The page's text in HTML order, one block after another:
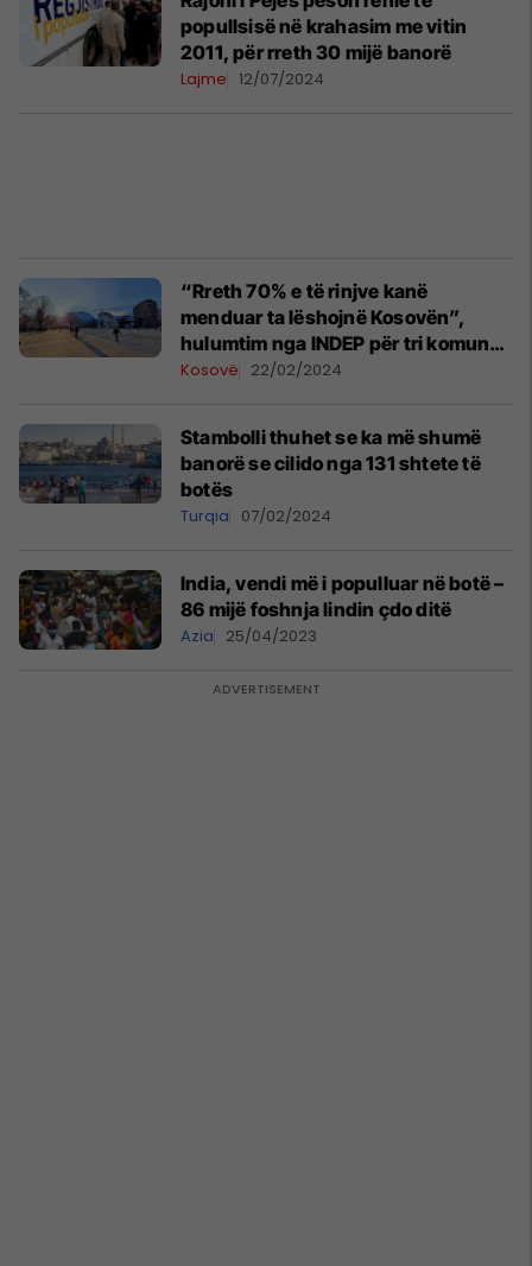
popullsisë në krahasim me vitin
2011, për rreth 30 mijë banorë
Lajme 12/07/2024
“Rreth 70% e të rinjve kanë
menduar ta lëshojnë Kosovën”,
hulumtim nga INDEP për tri komuna
të Kosovës – Pejë, Deçan dhe Junik
Kosovë 22/02/2024
Stambolli thuhet se ka më shumë
banorë se cilido nga 131 shtete të
botës
Turqia 07/02/2024
India, vendi më i populluar në botë –
86 mijë foshnja lindin çdo ditë
Azia 25/04/2023